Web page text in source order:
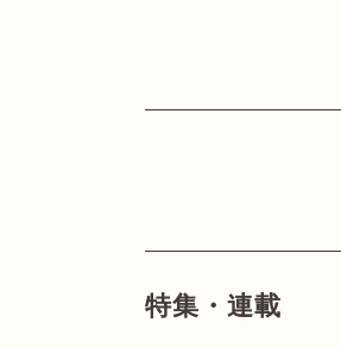
特集・連載